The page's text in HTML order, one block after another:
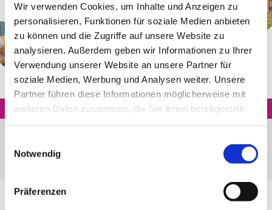
Wir verwenden Cookies, um Inhalte und Anzeigen zu
personalisieren, Funktionen für soziale Medien anbieten
zu können und die Zugriffe auf unsere Website zu
analysieren. Außerdem geben wir Informationen zu Ihrer
Verwendung unserer Website an unsere Partner für
soziale Medien, Werbung und Analysen weiter. Unsere
Partner führen diese Informationen möglicherweise mit
weiteren Daten zusammen, die Sie ihnen bereitgestellt
Notwendig
Präferenzen